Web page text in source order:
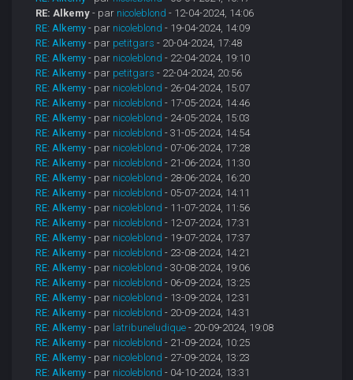
RE: Alkemy - par nicoleblond - 12-04-2024, 14:06
RE: Alkemy - par nicoleblond - 19-04-2024, 14:09
RE: Alkemy - par petitgars - 20-04-2024, 17:48
RE: Alkemy - par nicoleblond - 22-04-2024, 19:10
RE: Alkemy - par petitgars - 22-04-2024, 20:56
RE: Alkemy - par nicoleblond - 26-04-2024, 15:07
RE: Alkemy - par nicoleblond - 17-05-2024, 14:46
RE: Alkemy - par nicoleblond - 24-05-2024, 15:03
RE: Alkemy - par nicoleblond - 31-05-2024, 14:54
RE: Alkemy - par nicoleblond - 07-06-2024, 17:28
RE: Alkemy - par nicoleblond - 21-06-2024, 11:30
RE: Alkemy - par nicoleblond - 28-06-2024, 16:20
RE: Alkemy - par nicoleblond - 05-07-2024, 14:11
RE: Alkemy - par nicoleblond - 11-07-2024, 11:56
RE: Alkemy - par nicoleblond - 12-07-2024, 17:31
RE: Alkemy - par nicoleblond - 19-07-2024, 17:37
RE: Alkemy - par nicoleblond - 23-08-2024, 14:21
RE: Alkemy - par nicoleblond - 30-08-2024, 19:06
RE: Alkemy - par nicoleblond - 06-09-2024, 13:25
RE: Alkemy - par nicoleblond - 13-09-2024, 12:31
RE: Alkemy - par nicoleblond - 20-09-2024, 14:31
RE: Alkemy - par latribuneludique - 20-09-2024, 19:08
RE: Alkemy - par nicoleblond - 21-09-2024, 10:25
RE: Alkemy - par nicoleblond - 27-09-2024, 13:23
RE: Alkemy - par nicoleblond - 04-10-2024, 13:31